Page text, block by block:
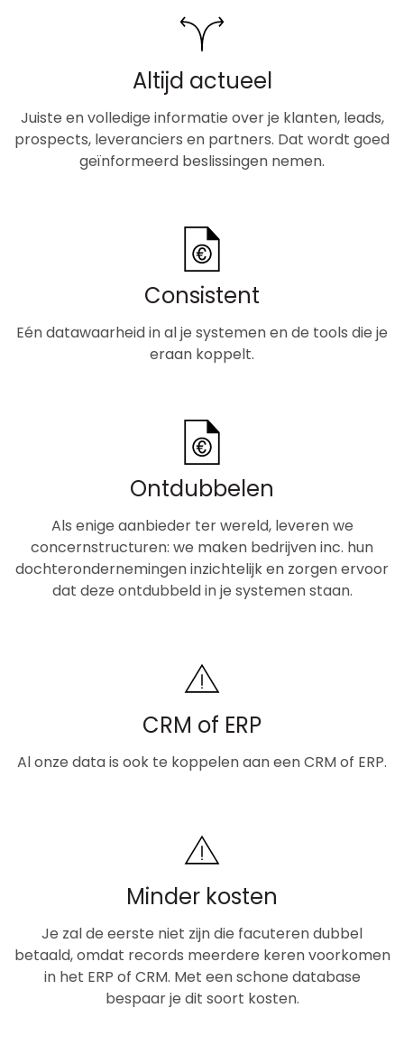
Altijd actueel
Juiste en volledige informatie over je klanten, leads,
prospects, leveranciers en partners. Dat wordt goed
geïnformeerd beslissingen nemen.
Consistent
Eén datawaarheid in al je systemen en de tools die je
eraan koppelt.
Ontdubbelen
Als enige aanbieder ter wereld, leveren we
concernstructuren: we maken bedrijven inc. hun
dochterondernemingen inzichtelijk en zorgen ervoor
dat deze ontdubbeld in je systemen staan.
CRM of ERP
Al onze data is ook te koppelen aan een CRM of ERP.
Minder kosten
Je zal de eerste niet zijn die facuteren dubbel
betaald, omdat records meerdere keren voorkomen
in het ERP of CRM. Met een schone database
bespaar je dit soort kosten.